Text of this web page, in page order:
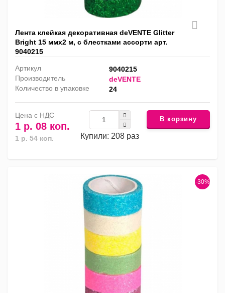
Лента клейкая декоративная deVENTE Glitter
Bright 15 ммх2 м, с блестками ассорти арт.
9040215
Артикул
9040215
Производитель
deVENTE
Количество в упаковке
24
Цена с НДС
1 р. 08 коп.
1 р. 54 коп. Купили: 208 раз
В корзину
-30%